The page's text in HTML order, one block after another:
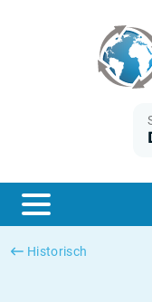
Historisch
ESTER
SONIA
Was ist die VPI-
Was ist die HVPI-
Deutsche inflation
Europäische inflation
Historische Euribor-
Historische ESTER-
Historische SOFR-Sätze
Historische SONIA-
Inflationsrechner